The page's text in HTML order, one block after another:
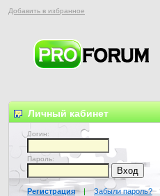
Добавить в избранное
Личный кабинет
Логин:
Пароль:
Регистрация | Забыли пароль?